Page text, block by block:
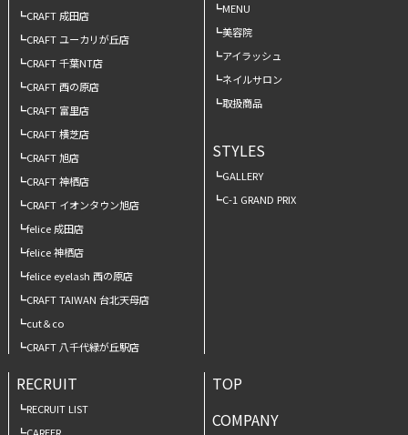
CRAFT 成田店
CRAFT ユーカリが丘店
CRAFT 千葉NT店
CRAFT 西の原店
CRAFT 富里店
CRAFT 横芝店
CRAFT 旭店
CRAFT 神栖店
CRAFT イオンタウン旭店
felice 成田店
felice 神栖店
felice eyelash 西の原店
CRAFT TAIWAN 台北天母店
cut＆co
CRAFT 八千代緑が丘駅店
MENU
美容院
アイラッシュ
ネイルサロン
取扱商品
STYLES
GALLERY
C-1 GRAND PRIX
RECRUIT
RECRUIT LIST
TOP
COMPANY